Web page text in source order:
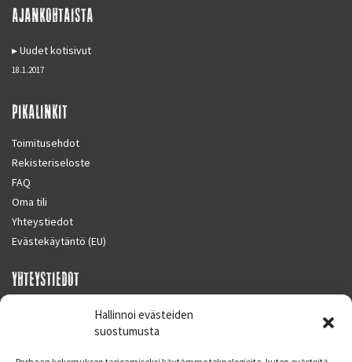
Hallinnoi evästeiden
suostumusta
AJANKOHTAISTA
Uudet kotisivut
18.1.2017
PIKALINKIT
Toimitusehdot
Rekisteriseloste
FAQ
Oma tili
Yhteystiedot
Evästekäytäntö (EU)
YHTEYSTIEDOT
SUPERMOTO CENTER